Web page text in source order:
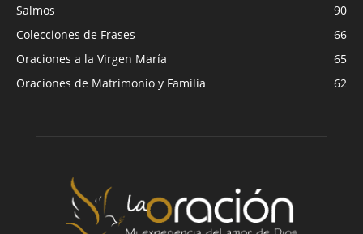
Salmos
90
Colecciones de Frases
66
Oraciones a la Virgen María
65
Oraciones de Matrimonio y Familia
62